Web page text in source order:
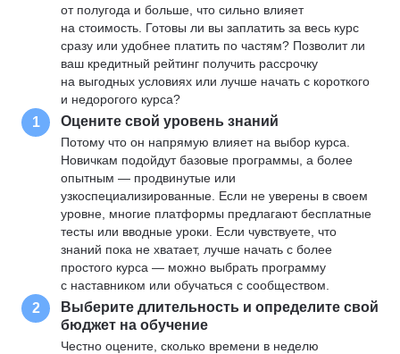
от полугода и больше, что сильно влияет
на стоимость. Готовы ли вы заплатить за весь курс
сразу или удобнее платить по частям? Позволит ли
ваш кредитный рейтинг получить рассрочку
на выгодных условиях или лучше начать с короткого
и недорогого курса?
1 Оцените свой уровень знаний
Потому что он напрямую влияет на выбор курса.
Новичкам подойдут базовые программы, а более
опытным — продвинутые или
узкоспециализированные. Если не уверены в своем
уровне, многие платформы предлагают бесплатные
тесты или вводные уроки. Если чувствуете, что
знаний пока не хватает, лучше начать с более
простого курса — можно выбрать программу
с наставником или обучаться с сообществом.
2
Выберите длительность и определите свой
бюджет на обучение
Честно оцените, сколько времени в неделю